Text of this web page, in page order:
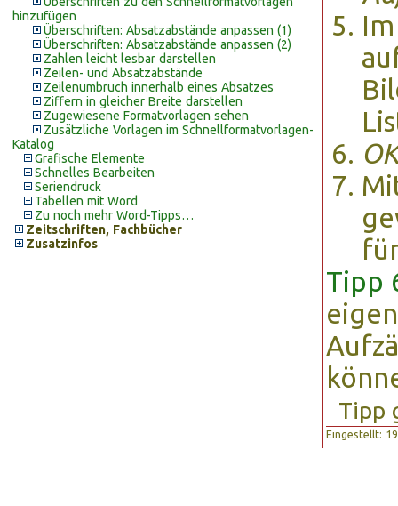
hinzufügen
Überschriften: Absatzabstände anpassen (1)
Überschriften: Absatzabstände anpassen (2)
Zahlen leicht lesbar darstellen
Zeilen- und Absatzabstände
Zeilenumbruch innerhalb eines Absatzes
Ziffern in gleicher Breite darstellen
Zugewiesene Formatvorlagen sehen
Zusätzliche Vorlagen im Schnellformatvorlagen-
Katalog
Grafische Elemente
Schnelles Bearbeiten
Seriendruck
Tabellen mit Word
Zu noch mehr Word-Tipps…
Zeitschriften, Fachbücher
Zusatzinfos
OK
Tipp
Tipp
Eingestellt: